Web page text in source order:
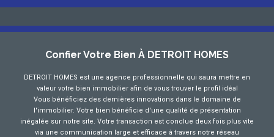
Confier Votre Bien À DETROIT HOMES
DETROIT HOMES est une agence professionnelle qui saura mettre en
valeur votre bien immobilier afin de vous trouver le profil idéal
Vous bénéficiez des dernières innovations dans le domaine de
l'immobilier. Votre bien bénéficie d'une qualité de présentation
inégalée sur notre site. Votre transaction est conclue deux fois plus vite
via une communication large et efficace à travers notre réseau